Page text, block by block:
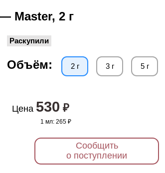
Master, 2 г
Раскупили
Объём: 2 г 3 г 5 г
Цена 530 ₽
1 мл: 265 ₽
Сообщить
о поступлении